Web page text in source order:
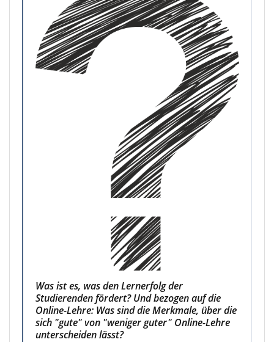
Was ist es, was den Lernerfolg der
Studierenden fördert? Und bezogen auf die
Online-Lehre: Was sind die Merkmale, über die
sich "gute" von "weniger guter" Online-Lehre
unterscheiden lässt?